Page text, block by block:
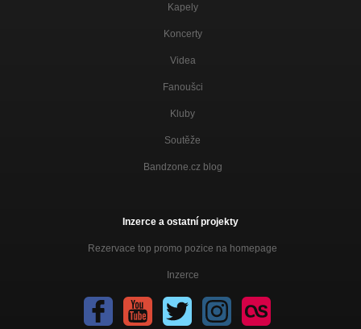
Kapely
Koncerty
Videa
Fanoušci
Kluby
Soutěže
Bandzone.cz blog
Inzerce a ostatní projekty
Rezervace top promo pozice na homepage
Inzerce